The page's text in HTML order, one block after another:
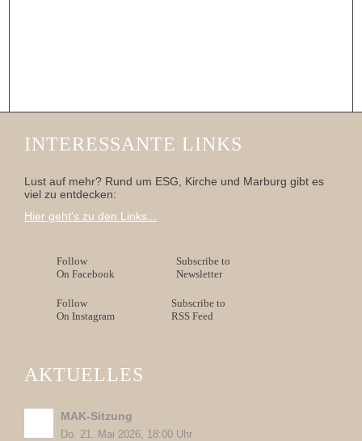
INTERESSANTE LINKS
Lust auf mehr? Rund um ESG, Kirche und Marburg gibt es
viel zu entdecken:
Hier geht's zu den Links...
Follow
On Facebook
Subscribe to
Newsletter
Follow
On Instagram
Subscribe to
RSS Feed
AKTUELLES
MAK-Sitzung
Do. 21. Mai 2026, 18:00 Uhr